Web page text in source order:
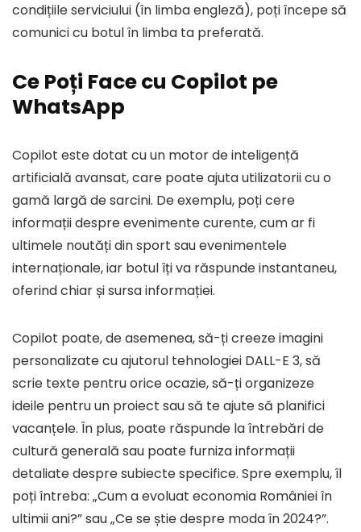
condițiile serviciului (în limba engleză), poți începe să
comunici cu botul în limba ta preferată.
Ce Poți Face cu Copilot pe
WhatsApp
Copilot este dotat cu un motor de inteligență
artificială avansat, care poate ajuta utilizatorii cu o
gamă largă de sarcini. De exemplu, poți cere
informații despre evenimente curente, cum ar fi
ultimele noutăți din sport sau evenimentele
internaționale, iar botul îți va răspunde instantaneu,
oferind chiar și sursa informației.
Copilot poate, de asemenea, să-ți creeze imagini
personalizate cu ajutorul tehnologiei DALL-E 3, să
scrie texte pentru orice ocazie, să-ți organizeze
ideile pentru un proiect sau să te ajute să planifici
vacanțele. În plus, poate răspunde la întrebări de
cultură generală sau poate furniza informații
detaliate despre subiecte specifice. Spre exemplu, îl
poți întreba: „Cum a evoluat economia României în
ultimii ani?” sau „Ce se știe despre moda în 2024?”.